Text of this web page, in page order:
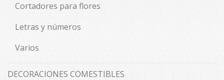
Cortadores para flores
Letras y números
Varios
DECORACIONES COMESTIBLES